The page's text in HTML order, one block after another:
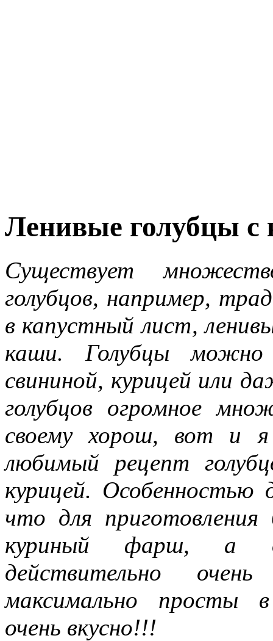
Ленивые голубцы с
Существует
голубцов, например,
в капустный лист,
каши. Голубцы
свининой, курицей или
голубцов огромное
своему хорош, вот и
любимый рецепт
курицей. Особенностью
что для приготовления
куриный фарш, а
действительно
максимально просты в
очень вкусно!!!